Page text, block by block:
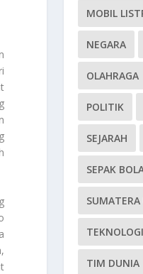
MOBIL
NEGARA
OLAHRAGA
POLITIK
SEJARAH
SEPAK
TEKNOLOGI
TIM DUNIA